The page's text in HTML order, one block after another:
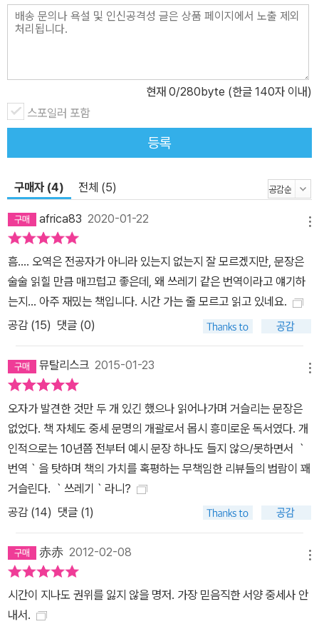
필요로 하며, 가시적인 세계를 비가시적인 세계와 연접시켜주는 몸짓
·이미지·의례 등과 같은 온갖 상징적인 세계를 만들어냈기 때문.” 특
성사가로서의 탁월한 성과를 이루어냈다는 데서 그치지 않고, 그것이
사회사, 경제사와 같은 다른 분야의 연구 성과와도 잘 어우러져 있다
는 점이 이 책이 가진 놀라운 점이다. 1992년 초판 1쇄가 출간된 이
후 16년 만에 새롭게 개정판을 내게 된 『서양 중세 문명』은 무엇보다
뒀다. 이를 위해 본문 편집을 새로 하는 한편, 초판에서 발견된 오역을
를 고려하지 않고 프랑스어 음으로 표기한 곳들과 오늘날 기준으로
보아 낡아 보이는 표기들을 바로잡았다. 이는 “전공자가 보기에 이 책
이 최근의 연구 성과에 비춰 낡은 부분도 없지 않지만, 이만한 중세사
개설서가 국내에서는 물론이려니와 유럽에서도 당분간 나오기 힘들
다”는 옮긴이 유희수(고려대 사학과 교수)의 판단 덕분이기도 하다.
아직 숲으로 뒤덮인 중세의 서양, 기근과 각종 질병에 시달리는 사람
들, 지옥에 대한 공포와 부패한 성직자들, 이단재판과 마녀사냥이 난
무하던 시대……. 저자 르고프는 이렇듯 우리가 알고 있는 서양 중세
에 대한 막연한 이미지를 한 꺼풀 벗겨내고 그 본질로 깊숙이 들어간
다. 넓게는 5세기부터 15세기까지, 그중 10세기에서 13세기에 이르
는 서양 중세사를 중점적으로 다루고 있는 이 책은, 그 방대함에도 불
구하고 풍부한 사료와 생생한 이야기들을 통해 중세 역사를 선명하게
복원해낸다. “이 책을 다 읽고 나면 한 편의 소설을 읽은 것처럼 중세
에 대한 전체적이면서도 생생한 이미지가 긴 여운으로 남는다”라는
옮긴이의 말처럼.
현재 0/280byte (한글 140자 이내)
스포일러 포함
등록
구매자 (4) 전체 (5)
africa83 2020-01-22
흠.... 오역은 전공자가 아니라 있는지 없는지 잘 모르겠지만, 문장은
술술 읽힐 만큼 매끄럽고 좋은데, 왜 쓰레기 같은 번역이라고 얘기하
는지... 아주 재밌는 책입니다. 시간 가는 줄 모르고 읽고 있네요.
공감 (15) 댓글 (0)
뮤탈리스크 2015-01-23
오자가 발견한 것만 두 개 있긴 했으나 읽어나가며 거슬리는 문장은
없었다. 책 자체도 중세 문명의 개괄로서 몹시 흥미로운 독서였다. 개
인적으로는 10년쯤 전부터 예시 문장 하나도 들지 않으/못하면서 ｀
번역｀을 탓하며 책의 가치를 혹평하는 무책임한 리뷰들의 범람이 꽤
거슬린다. ｀쓰레기｀라니?
공감 (14) 댓글 (1)
赤赤 2012-02-08
시간이 지나도 권위를 잃지 않을 명저. 가장 믿음직한 서양 중세사 안
내서.